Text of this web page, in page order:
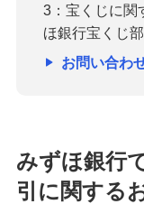
3：宝くじに関
ほ銀行宝くじ
お問い合わ
みずほ銀行
引に関する